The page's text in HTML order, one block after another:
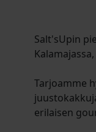
Salt'sUpin
Tarjoamme
erilaisen